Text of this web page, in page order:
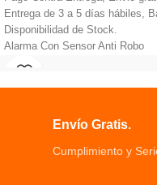
Entrega de 3 a 5 días hábiles,
Disponibilidad de Stock.
Alarma Con Sensor Anti Robo
detecta movimientos desde un
hogar le dará tranquilidad.
con sonido fuerte no solo avisará
Envío Gratis.
Cumplimiento y